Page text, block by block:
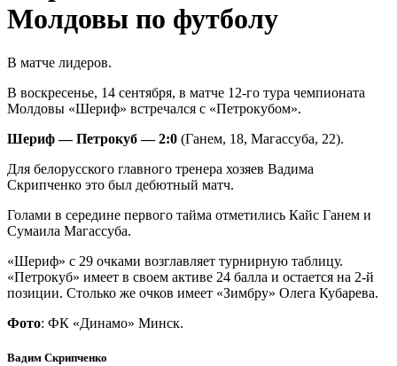
Молдовы по футболу
В матче лидеров.
В воскресенье, 14 сентября, в матче 12-го тура чемпионата
Молдовы «Шериф» встречался с «Петрокубом».
Шериф — Петрокуб — 2:0 (Ганем, 18, Магассуба, 22).
Для белорусского главного тренера хозяев Вадима
Скрипченко это был дебютный матч.
Голами в середине первого тайма отметились Кайс Ганем и
Сумаила Магассуба.
«Шериф» с 29 очками возглавляет турнирную таблицу.
«Петрокуб» имеет в своем активе 24 балла и остается на 2-й
позиции. Столько же очков имеет «Зимбру» Олега Кубарева.
Фото: ФК «Динамо» Минск.
Вадим Скрипченко